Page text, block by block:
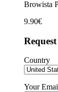
Browista
9.90€
Country
Your